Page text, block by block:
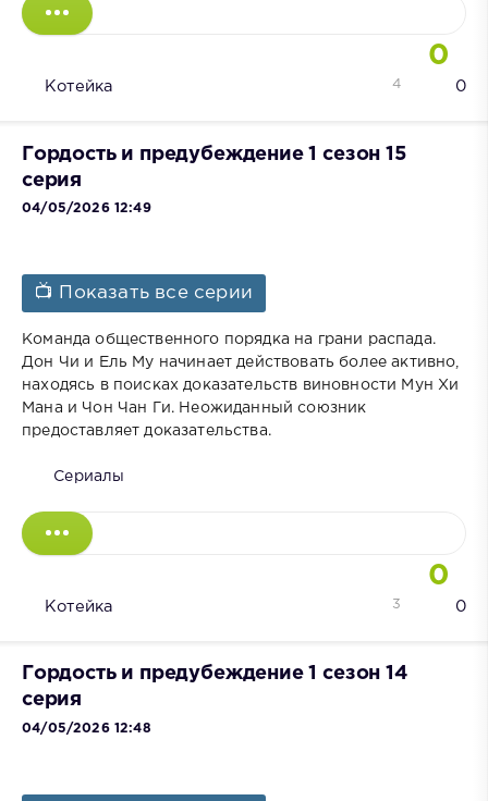
0
Котейка 0
4
Гордость и предубеждение 1 сезон 15
серия
04/05/2026 12:49
📺 Показать все серии
Команда общественного порядка на грани распада.
Дон Чи и Ель Му начинает действовать более активно,
находясь в поисках доказательств виновности Мун Хи
Мана и Чон Чан Ги. Неожиданный союзник
предоставляет доказательства.
Сериалы
0
Котейка 0
3
Гордость и предубеждение 1 сезон 14
серия
04/05/2026 12:48